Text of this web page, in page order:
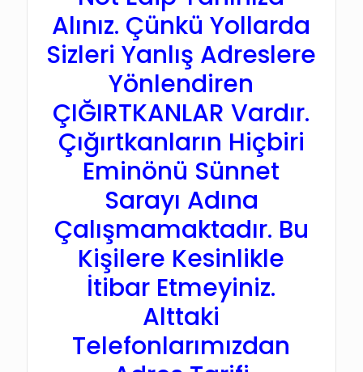
Alınız. Çünkü Yollarda
Sizleri Yanlış Adreslere
Yönlendiren
ÇIĞIRTKANLAR Vardır.
Çığırtkanların Hiçbiri
Eminönü Sünnet
Sarayı Adına
Çalışmamaktadır. Bu
Kişilere Kesinlikle
İtibar Etmeyiniz.
Alttaki
Telefonlarımızdan